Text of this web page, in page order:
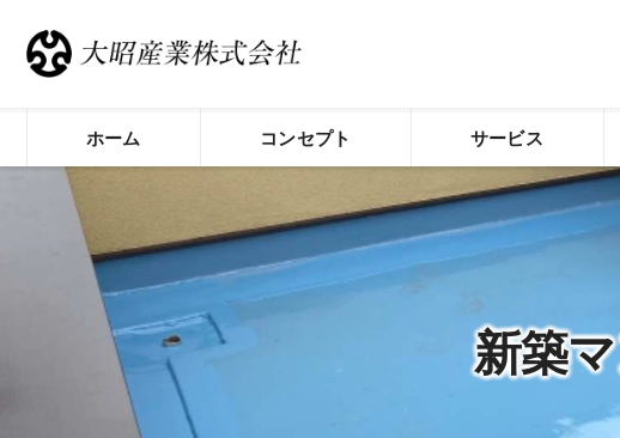
ホーム コンセプト
荒川区の防水工事･大昭産業株式会社の口コミ情報
荒川区の防水工事･大昭産業株式会社の評判
荒川区の防水工事･大昭産業株式会社のお客様の声
サービス
新築